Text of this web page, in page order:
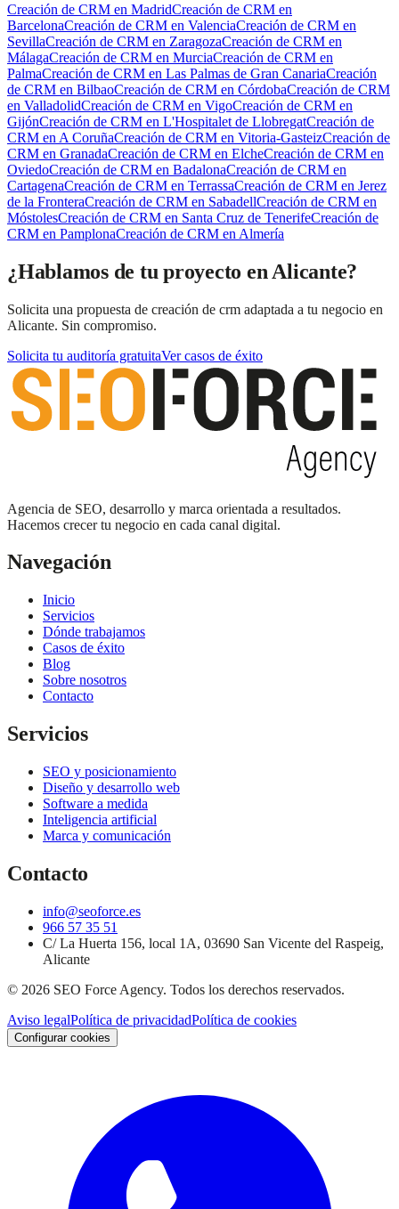
Creación de CRM en MadridCreación de CRM en
BarcelonaCreación de CRM en ValenciaCreación de CRM en
SevillaCreación de CRM en ZaragozaCreación de CRM en
MálagaCreación de CRM en MurciaCreación de CRM en
PalmaCreación de CRM en Las Palmas de Gran CanariaCreación
de CRM en BilbaoCreación de CRM en CórdobaCreación de CRM
en ValladolidCreación de CRM en VigoCreación de CRM en
GijónCreación de CRM en L'Hospitalet de LlobregatCreación de
CRM en A CoruñaCreación de CRM en Vitoria-GasteizCreación de
CRM en GranadaCreación de CRM en ElcheCreación de CRM en
OviedoCreación de CRM en BadalonaCreación de CRM en
CartagenaCreación de CRM en TerrassaCreación de CRM en Jerez
de la FronteraCreación de CRM en SabadellCreación de CRM en
MóstolesCreación de CRM en Santa Cruz de TenerifeCreación de
CRM en PamplonaCreación de CRM en Almería
¿Hablamos de tu proyecto en Alicante?
Solicita una propuesta de creación de crm adaptada a tu negocio en
Alicante. Sin compromiso.
Solicita tu auditoría gratuitaVer casos de éxito
Agencia de SEO, desarrollo y marca orientada a resultados.
Hacemos crecer tu negocio en cada canal digital.
Navegación
Inicio
Servicios
Dónde trabajamos
Casos de éxito
Blog
Sobre nosotros
Contacto
Servicios
SEO y posicionamiento
Diseño y desarrollo web
Software a medida
Inteligencia artificial
Marca y comunicación
Contacto
info@seoforce.es
966 57 35 51
C/ La Huerta 156, local 1A, 03690 San Vicente del Raspeig,
Alicante
© 2026 SEO Force Agency. Todos los derechos reservados.
Aviso legalPolítica de privacidadPolítica de cookies
Configurar cookies